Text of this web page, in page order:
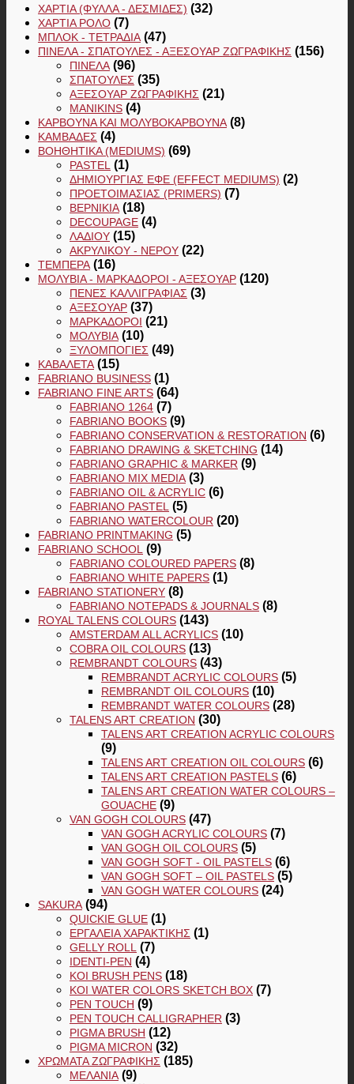
ΧΑΡΤΙΆ (ΦΎΛΛΑ - ΔΕΣΜΊΔΕΣ) (32)
ΧΑΡΤΙΆ ΡΟΛΌ (7)
ΜΠΛΟΚ - ΤΕΤΡΆΔΙΑ (47)
ΠΙΝΈΛΑ - ΣΠΆΤΟΥΛΕΣ - ΑΞΕΣΟΥΆΡ ΖΩΓΡΑΦΙΚΉΣ (156)
ΠΙΝΈΛΑ (96)
ΣΠΆΤΟΥΛΕΣ (35)
ΑΞΕΣΟΥΆΡ ΖΩΓΡΑΦΙΚΉΣ (21)
MANIKINS (4)
ΚΆΡΒΟΥΝΑ ΚΑΙ ΜΟΛΥΒΟΚΆΡΒΟΥΝΑ (8)
ΚΑΜΒΆΔΕΣ (4)
ΒΟΗΘΗΤΙΚΆ (MEDIUMS) (69)
PASTEL (1)
ΔΗΜΙΟΥΡΓΊΑΣ ΕΦΈ (EFFECT MEDIUMS) (2)
ΠΡΟΕΤΟΙΜΑΣΊΑΣ (PRIMERS) (7)
ΒΕΡΝΊΚΙΑ (18)
DECOUPAGE (4)
ΛΑΔΙΟΎ (15)
ΑΚΡΥΛΙΚΟΎ - ΝΕΡΟΎ (22)
ΤΈΜΠΕΡΑ (16)
ΜΟΛΎΒΙΑ - ΜΑΡΚΑΔΌΡΟΙ - ΑΞΕΣΟΥΆΡ (120)
ΠΈΝΕΣ ΚΑΛΛΙΓΡΑΦΊΑΣ (3)
ΑΞΕΣΟΥΆΡ (37)
ΜΑΡΚΑΔΌΡΟΙ (21)
ΜΟΛΎΒΙΑ (10)
ΞΥΛΟΜΠΟΓΙΈΣ (49)
ΚΑΒΑΛΈΤΑ (15)
FABRIANO BUSINESS (1)
FABRIANO FINE ARTS (64)
FABRIANO 1264 (7)
FABRIANO BOOKS (9)
FABRIANO CONSERVATION & RESTORATION (6)
FABRIANO DRAWING & SKETCHING (14)
FABRIANO GRAPHIC & MARKER (9)
FABRIANO MIX MEDIA (3)
FABRIANO OIL & ACRYLIC (6)
FABRIANO PASTEL (5)
FABRIANO WATERCOLOUR (20)
FABRIANO PRINTMAKING (5)
FABRIANO SCHOOL (9)
FABRIANO COLOURED PAPERS (8)
FABRIANO WHITE PAPERS (1)
FABRIANO STATIONERY (8)
FABRIANO NOTEPADS & JOURNALS (8)
ROYAL TALENS COLOURS (143)
AMSTERDAM ALL ACRYLICS (10)
COBRA OIL COLOURS (13)
REMBRANDT COLOURS (43)
REMBRANDT ACRYLIC COLOURS (5)
REMBRANDT OIL COLOURS (10)
REMBRANDT WATER COLOURS (28)
TALENS ART CREATION (30)
TALENS ART CREATION ACRYLIC COLOURS
(9)
TALENS ART CREATION OIL COLOURS (6)
TALENS ART CREATION PASTELS (6)
TALENS ART CREATION WATER COLOURS –
GOUACHE (9)
VAN GOGH COLOURS (47)
VAN GOGH ACRYLIC COLOURS (7)
VAN GOGH OIL COLOURS (5)
VAN GOGH SOFT - OIL PASTELS (6)
VAN GOGH SOFT – OIL PASTELS (5)
VAN GOGH WATER COLOURS (24)
SAKURA (94)
QUICKIE GLUE (1)
ΕΡΓΑΛΕΊΑ ΧΑΡΑΚΤΙΚΉΣ (1)
GELLY ROLL (7)
IDENTI-PEN (4)
KOI BRUSH PENS (18)
KOI WATER COLORS SKETCH BOX (7)
PEN TOUCH (9)
PEN TOUCH CALLIGRAPHER (3)
PIGMA BRUSH (12)
PIGMA MICRON (32)
ΧΡΏΜΑΤΑ ΖΩΓΡΑΦΙΚΉΣ (185)
ΜΕΛΆΝΙΑ (9)